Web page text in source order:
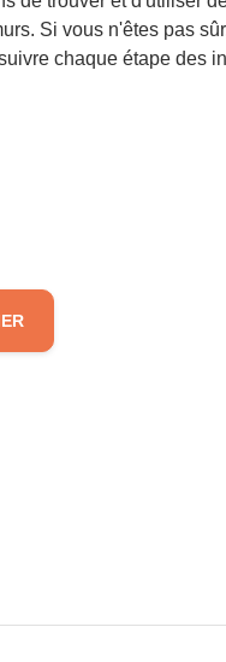
Si vous n'êtes pas
chaque étape des